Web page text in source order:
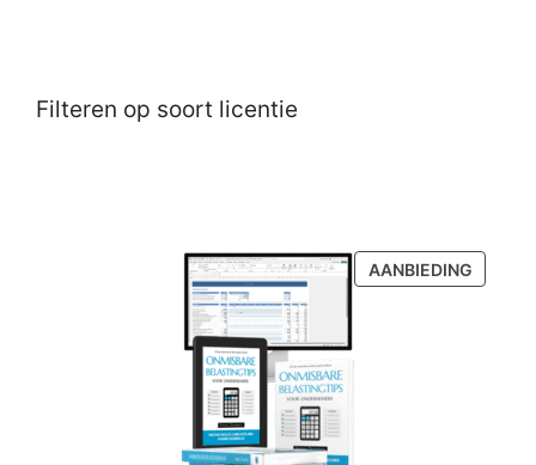
Filteren op soort licentie
AANBIEDING
IN